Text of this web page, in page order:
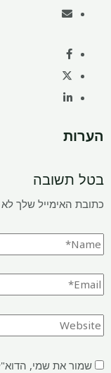
הערות
בטל תשובה
כתובת האימייל שלך
שמור את שמי,